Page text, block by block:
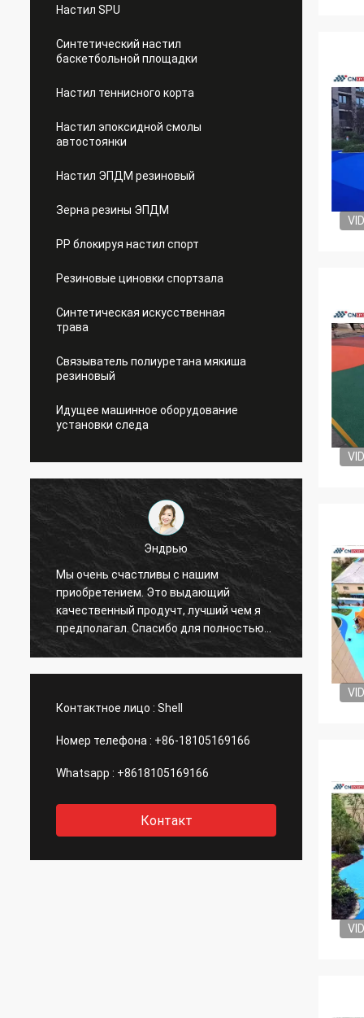
Настил SPU
Синтетический настил
баскетбольной площадки
Настил теннисного корта
Настил эпоксидной смолы
автостоянки
Настил ЭПДМ резиновый
Зерна резины ЭПДМ
PP блокируя настил спорт
Резиновые циновки спортзала
Синтетическая искусственная
трава
Связыватель полиуретана мякиша
резиновый
Идущее машинное оборудование
установки следа
Эндрью
Мы очень счастливы с нашим
приобретением. Это выдающий
качественный продучт, лучший чем я
предполагал. Спасибо для полностью
вашего предложения и хорошее
и
Контактное лицо : Shell
Номер телефона : +86-18105169166
Whatsapp : +8618105169166
Контакт